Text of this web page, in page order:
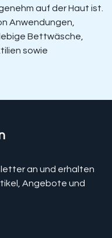
auf der Haut ist.
Anwendungen,
Bettwäsche,
sowie
an und erhalten
Angebote und